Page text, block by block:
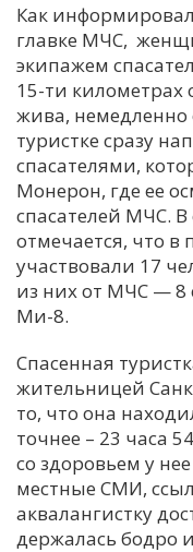
Как
главке МЧС,
экипажем
15-ти километрах
жива, немедленно
туристке сразу
спасателями,
Монерон, где ее
спасателей МЧС.
отмечается, что
участвовали 17
из них от МЧС — 8
Ми-8.
Спасенная
жительницей
то, что она
точнее – 23 часа
со здоровьем у
местные СМИ,
аквалангистку
держалась бодро